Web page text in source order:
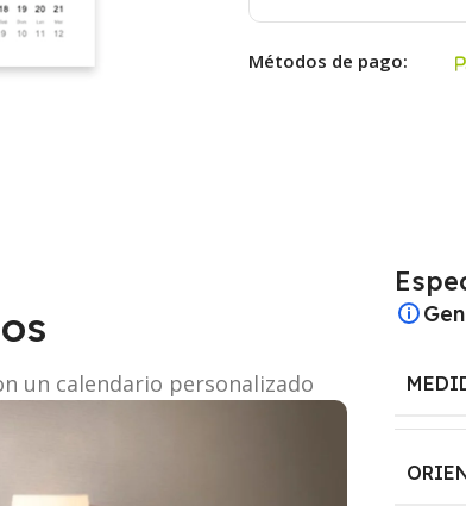
Métodos de pago:
un calendario personalizado